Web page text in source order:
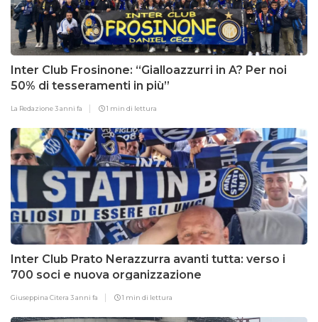
Inter Club Frosinone: “Gialloazzurri in A? Per noi
50% di tesseramenti in più”
La Redazione3 anni fa 1 min di lettura
Inter Club Prato Nerazzurra avanti tutta: verso i
700 soci e nuova organizzazione
Giuseppina Citera 3 anni fa 1 min di lettura